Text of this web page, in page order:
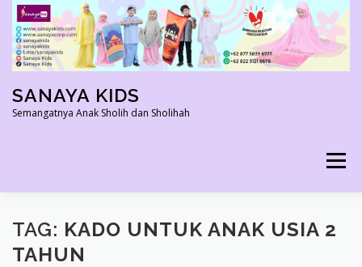
Skip
content
SANAYA KIDS
Semangatnya Anak Sholih dan Sholihah
Menu
HOME KONTAK TENTANG KAMI
TAG: KADO UNTUK ANAK USIA 2
TAHUN